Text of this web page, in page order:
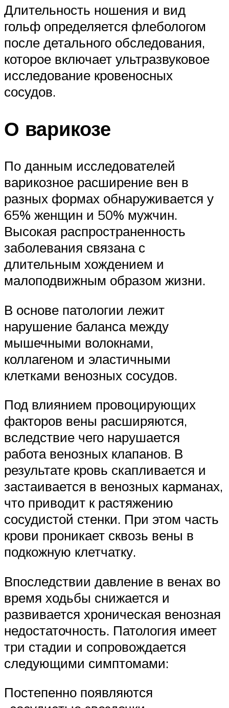
Длительность ношения и вид
гольф определяется флебологом
после детального обследования,
которое включает ультразвуковое
исследование кровеносных
сосудов.
О варикозе
По данным исследователей
варикозное расширение вен в
разных формах обнаруживается у
65% женщин и 50% мужчин.
Высокая распространенность
заболевания связана с
длительным хождением и
малоподвижным образом жизни.
В основе патологии лежит
нарушение баланса между
мышечными волокнами,
коллагеном и эластичными
клетками венозных сосудов.
Под влиянием провоцирующих
факторов вены расширяются,
вследствие чего нарушается
работа венозных клапанов. В
результате кровь скапливается и
застаивается в венозных карманах,
что приводит к растяжению
сосудистой стенки. При этом часть
крови проникает сквозь вены в
подкожную клетчатку.
Впоследствии давление в венах во
время ходьбы снижается и
развивается хроническая венозная
недостаточность. Патология имеет
три стадии и сопровождается
следующими симптомами:
Постепенно появляются